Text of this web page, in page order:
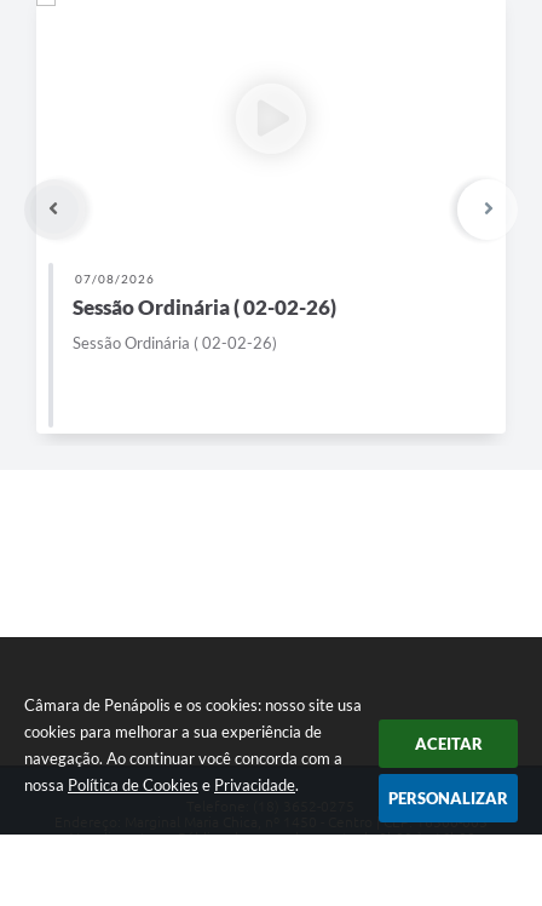
Câmara de Penápolis e os cookies: nosso site usa
cookies para melhorar a sua experiência de
navegação. Ao continuar você concorda com a
nossa Política de Cookies e Privacidade.
ACEITAR
PERSONALIZAR
07/08/2026
Sessão Ordinária ( 02-02-26)
Sessão Ordinária ( 02-02-26)
Endereço: Marginal Maria Chica, nº 1450 - Centro | CEP: 16300-005
Atendimento ao Público de segunda a sexta da 8h00 às 16h00